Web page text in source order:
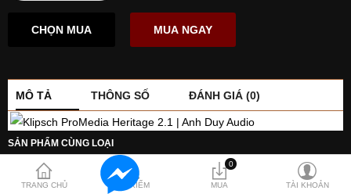
TRANG CHỦ TÌM KIẾM
0
MUA TÀI KHOẢN
MÔ TẢ THÔNG SỐ ĐÁNH GIÁ (0)
Klipsch ProMedia Heritage 2.1
Klipsch ProMedia Heritage 2.1 BT có thiết kế mang đậm chất hoài
SẢN PHẨM CÙNG LOẠI